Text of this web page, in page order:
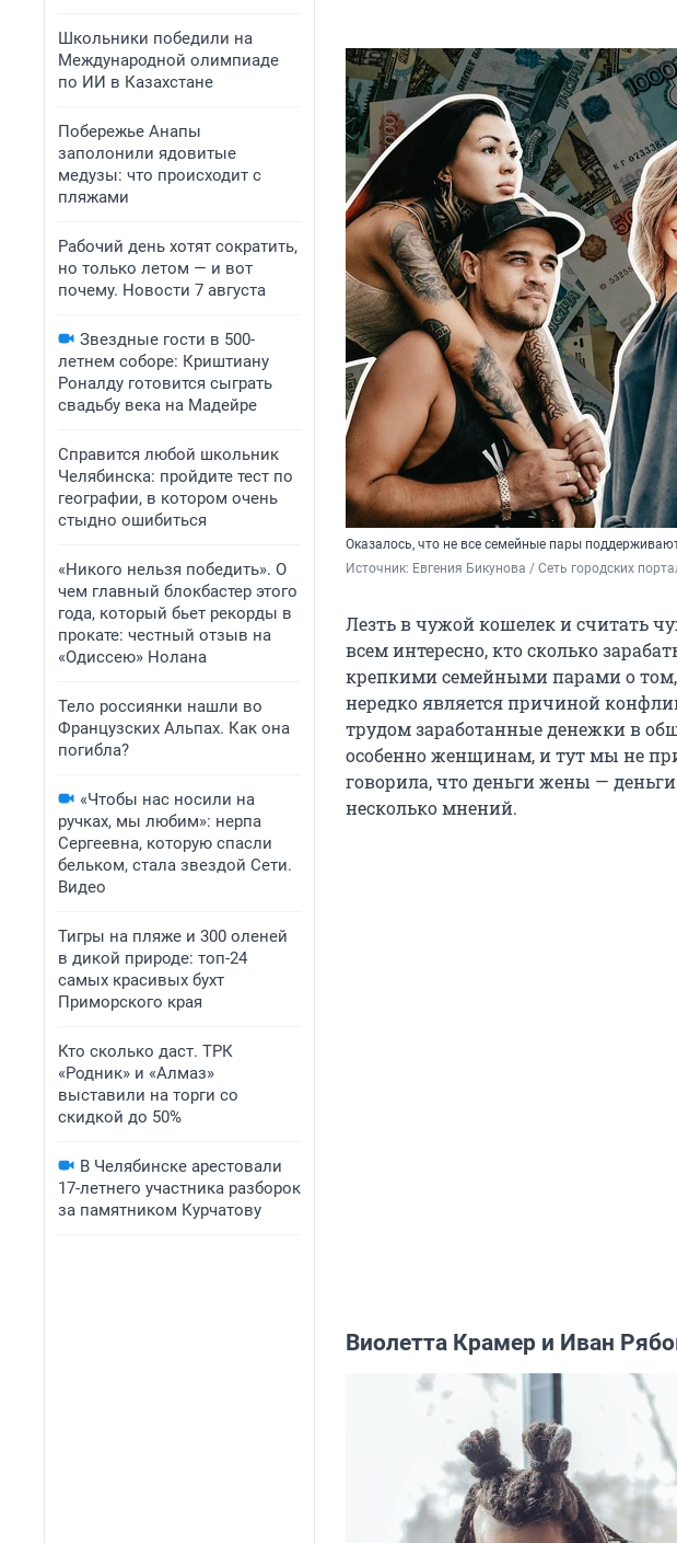
Школьники победили на
Международной олимпиаде
по ИИ в Казахстане
Побережье Анапы
заполонили ядовитые
медузы: что происходит с
пляжами
Рабочий день хотят сократить,
но только летом — и вот
почему. Новости 7 августа
Звездные гости в 500-
летнем соборе: Криштиану
Роналду готовится сыграть
свадьбу века на Мадейре
Справится любой школьник
Челябинска: пройдите тест по
географии, в котором очень
стыдно ошибиться
«Никого нельзя победить». О
чем главный блокбастер этого
года, который бьет рекорды в
прокате: честный отзыв на
«Одиссею» Нолана
Тело россиянки нашли во
Французских Альпах. Как она
погибла?
«Чтобы нас носили на
ручках, мы любим»: нерпа
Сергеевна, которую спасли
бельком, стала звездой Сети.
Видео
Тигры на пляже и 300 оленей
в дикой природе: топ-24
самых красивых бухт
Приморского края
Кто сколько даст. ТРК
«Родник» и «Алмаз»
выставили на торги со
скидкой до 50%
В Челябинске арестовали
17-летнего участника разборок
за памятником Курчатову
Оказалось, что не все семейные пары
Источник: Евгения Бикунова / Сеть городских
Лезть в чужой кошелек и считать
всем интересно, кто сколько
крепкими семейными парами о
нередко является причиной
трудом заработанные денежки в
особенно женщинам, и тут мы не
говорила, что деньги жены —
несколько мнений.
Виолетта Крамер и Иван